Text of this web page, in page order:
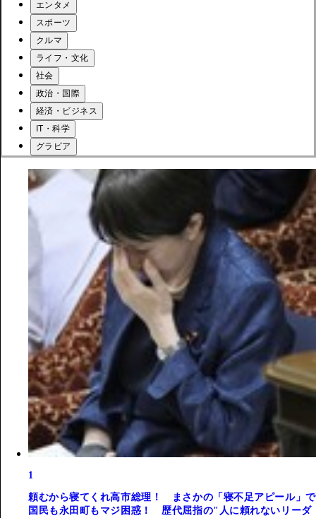
エンタメ
スポーツ
クルマ
ライフ・文化
社会
政治・国際
経済・ビジネス
IT・科学
グラビア
1
頼むから寝てくれ高市総理！ まさかの「寝不足アピール」で
国民も永田町もマジ困惑！ 歴代屈指の"人に頼れないリーダ